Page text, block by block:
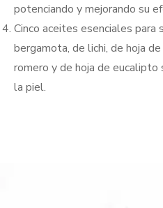
potenciando y mejorando su
Cinco aceites esenciales para
bergamota, de lichi, de hoja
romero y de hoja de
la piel.